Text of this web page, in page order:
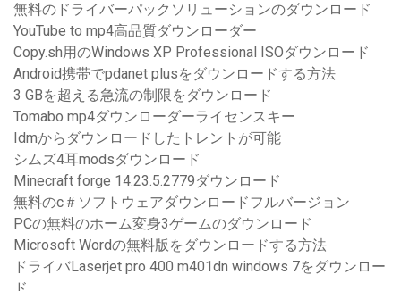
無料のドライバーパックソリューションのダウンロード
YouTube to mp4高品質ダウンローダー
Copy.sh用のWindows XP Professional ISOダウンロード
Android携帯でpdanet plusをダウンロードする方法
3 GBを超える急流の制限をダウンロード
Tomabo mp4ダウンローダーライセンスキー
Idmからダウンロードしたトレントが可能
シムズ4耳modsダウンロード
Minecraft forge 14.23.5.2779ダウンロード
無料のc＃ソフトウェアダウンロードフルバージョン
PCの無料のホーム変身3ゲームのダウンロード
Microsoft Wordの無料版をダウンロードする方法
ドライバLaserjet pro 400 m401dn windows 7をダウンロー